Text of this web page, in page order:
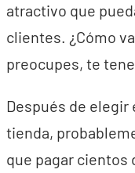
atractivo que
clientes. ¿Cómo
preocupes, te
Después de
tienda,
que pagar cientos